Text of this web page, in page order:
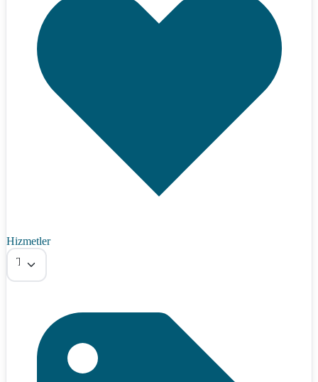
Hizmetler
Tümü